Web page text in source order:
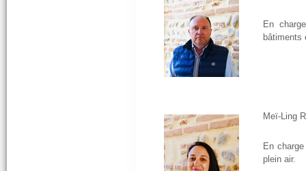
En
bâtiments
Meï-Ling
En
plein air.